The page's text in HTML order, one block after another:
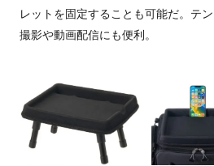
レットを固定することも可能だ。テ
撮影や動画配信にも便利。